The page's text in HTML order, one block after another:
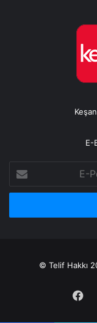
E-
Posta
adresinizi
© Telif Hakkı